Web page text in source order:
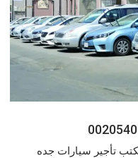
تأجير سيارات جده